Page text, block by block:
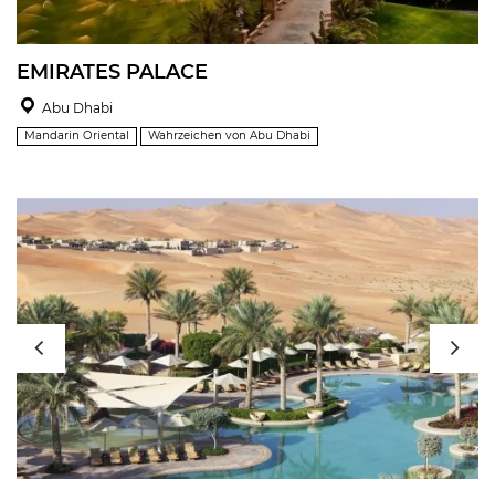
EMIRATES PALACE
Abu Dhabi
Mandarin Oriental Wahrzeichen von Abu Dhabi